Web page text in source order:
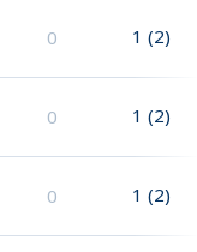
0 1 (2)
0 1 (2)
0 1 (2)